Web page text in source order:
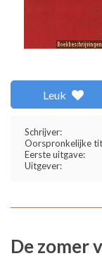
Leuk
Schrijver:
Oorspronkelijke
Eerste uitgave:
Uitgever:
De zomer